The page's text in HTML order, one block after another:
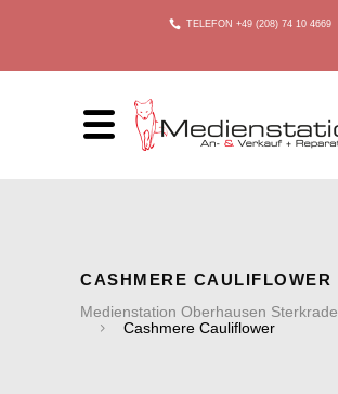
TELEFON +49 (208) 74 10 4669
CASHMERE CAULIFLOWER
Medienstation Oberhausen Sterkrade
Cashmere Cauliflower